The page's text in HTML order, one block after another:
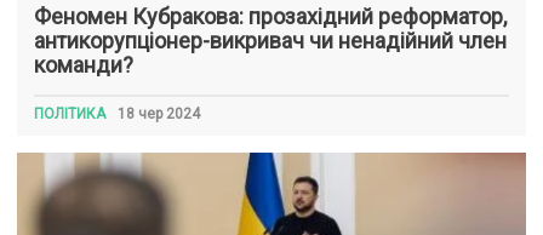
Феномен Кубракова: прозахідний реформатор,
антикорупціонер-викривач чи ненадійний член
команди?
ПОЛІТИКА 18 чер 2024